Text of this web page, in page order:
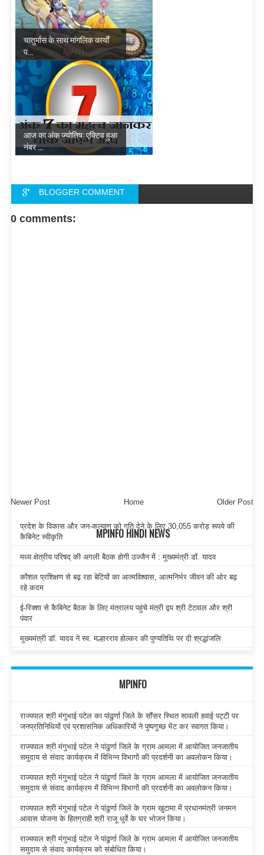
चातुर्मास के साथ मांगलिक कार्यों
प...
आज का अंक ज्योतिष: एक्टिव हुआ
नंबर ...
BLOGGER COMMENT
FACEBOOK COMMENT
0 comments:
Newer Post Older Post
Home
MPINFO HINDI NEWS
प्रदेश के विकास और जन-कल्याण को गति देने के लिए 30,055 करोड़ रूपये की
कैबिनेट स्वीकृति
मध्य क्षेत्रीय परिषद् की अगली बैठक होगी उज्जैन में : मुख्यमंत्री डॉ. यादव
कौशल प्रशिक्षण से बढ़ रहा बेटियों का आत्मविश्वास, आत्मनिर्भर जीवन की ओर बढ़
रहे कदम
ई-रिक्शा से कैबिनेट बैठक के लिए मंत्रालय पहुंचे मंत्री द्वय श्री टेटवाल और श्री
पंवार
मुख्यमंत्री डॉ. यादव ने स्व. मल्हारराव होल्कर की पुण्यतिथि पर दी श्रद्धांजलि
MPINFO
राज्यपाल श्री मंगुभाई पटेल का पांढुर्णा जिले के सौंसर स्थित सावली हवाई पट्टी पर
जनप्रतिनिधियों एवं प्रशासनिक अधिकारियों ने पुष्पगुच्छ भेंट कर स्वागत किया।
राज्यपाल श्री मंगुभाई पटेल ने पांढुर्णा जिले के ग्राम आमला में आयोजित जनजातीय
समुदाय से संवाद कार्यक्रम में विभिन्न विभागों की प्रदर्शनी का अवलोकन किया।
राज्यपाल श्री मंगुभाई पटेल ने पांढुर्णा जिले के ग्राम आमला में आयोजित जनजातीय
समुदाय से संवाद कार्यक्रम में विभिन्न विभागों की प्रदर्शनी का अवलोकन किया।
राज्यपाल श्री मंगुभाई पटेल ने पांढुर्णा जिले के ग्राम खुटामा में प्रधानमंत्री जनमन
आवास योजना के हितग्राही श्री राजू धुर्वे के घर भोजन किया।
राज्यपाल श्री मंगुभाई पटेल ने पांढुर्णा जिले के ग्राम आमला में आयोजित जनजातीय
समुदाय से संवाद कार्यक्रम को संबोधित किया।